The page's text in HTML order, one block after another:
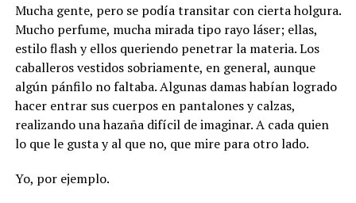
Mucha gente, pero se podía transitar con cierta holgura.
Mucho perfume, mucha mirada tipo rayo láser; ellas,
estilo flash y ellos queriendo penetrar la materia. Los
caballeros vestidos sobriamente, en general, aunque
algún pánfilo no faltaba. Algunas damas habían logrado
hacer entrar sus cuerpos en pantalones y calzas,
realizando una hazaña difícil de imaginar. A cada quien
lo que le gusta y al que no, que mire para otro lado.
Yo, por ejemplo.